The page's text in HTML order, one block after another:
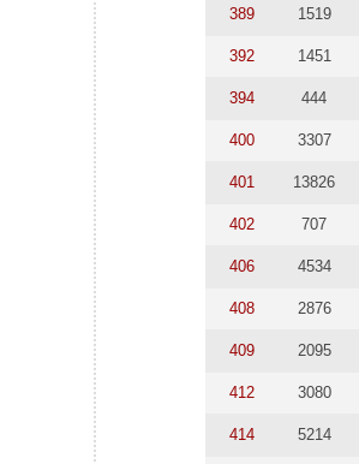
389 1519
392 1451
394 444
400 3307
401 13826
402 707
406 4534
408 2876
409 2095
412 3080
414 5214